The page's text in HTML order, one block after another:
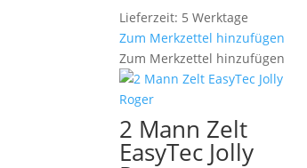
Lieferzeit: 5 Werktage
Zum Merkzettel hinzufügen
Zum Merkzettel hinzufügen
2 Mann Zelt
EasyTec Jolly